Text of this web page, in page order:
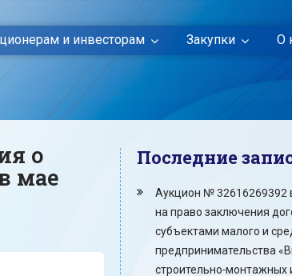
и инвесторам Закупки О
о
мае
Последние
Аукцион № 32616269392
на право заключения
субъектами малого и
предпринимательства
строительно-монтажных